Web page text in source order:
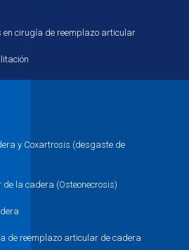
en cirugía de reemplazo articular
y Coxartrosis (desgaste de
la cadera (Osteonecrosis)
de reemplazo articular de cadera